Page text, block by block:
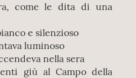
come le dita di una
e silenzioso
luminoso
nella sera
giù al Campo della